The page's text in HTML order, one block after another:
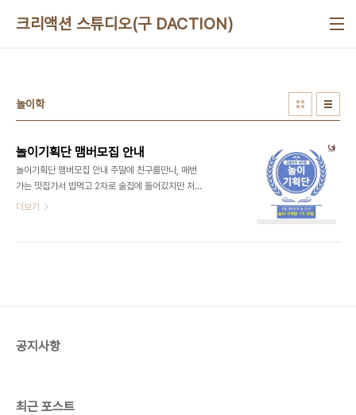
크리액션 스튜디오(구 DACTION)
놀이학
놀이기획단 맴버모집 안내
놀이기획단 맴버모집 안내 주말에 친구를만나, 매번
가는 맛집가서 밥먹고 2차로 술집에 들어갔지만 처
음처럼 노는것 같이 신나게 놀고 싶어도 이젠 모든게
105-59번지, B1 맛있는놀이터(네이버 지도검색
더보기
공지사항
최근 포스트